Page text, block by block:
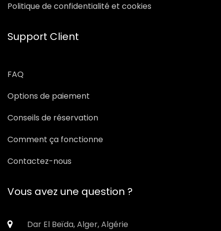
Politique de confidentialité et cookies
Support Client
FAQ
Options de paiement
Conseils de réservation
Comment ça fonctionne
Contactez-nous
Vous avez une question ?
Dar El Beïda, Alger, Algérie